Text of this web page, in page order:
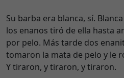
Su barba era blanca, sí.
los enanos tiró de ella hasta
por pelo. Más tarde dos
tomaron la mata de pelo y le
Y tiraron, y tiraron, y tiraron.